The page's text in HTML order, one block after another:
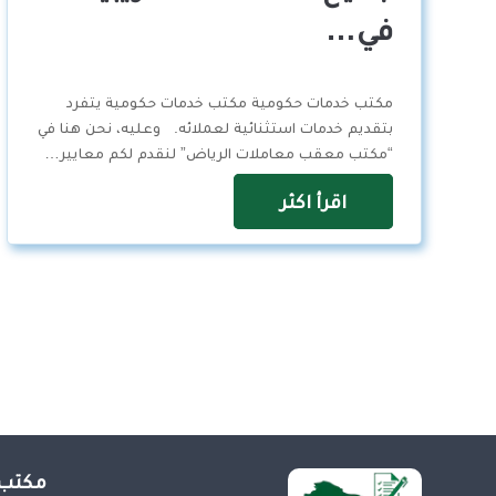
في…
مكتب خدمات حكومية مكتب خدمات حكومية يتفرد
بتقديم خدمات استثنائية لعملائه. وعليه، نحن هنا في
“مكتب معقب معاملات الرياض” لنقدم لكم معايير…
اقرأ اكثر